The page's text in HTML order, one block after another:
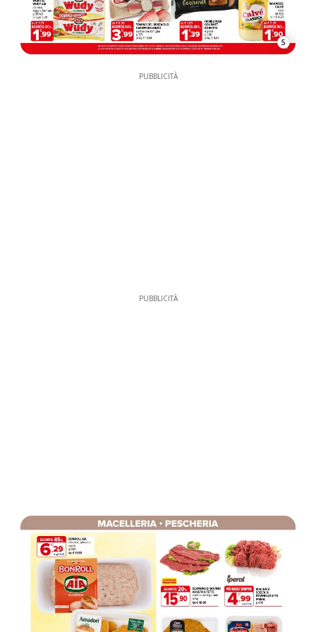
5
PUBBLICITÀ
PUBBLICITÀ